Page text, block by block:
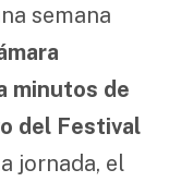
semana
minutos de
del Festival
jornada, el